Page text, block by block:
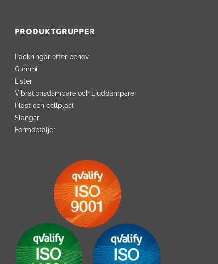
PRODUKTGRUPPER
Packningar efter behov
Gummi
Lister
Vibrationsdämpare och Ljuddämpare
Plast och cellplast
Slangar
Formdetaljer